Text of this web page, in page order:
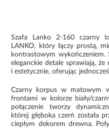
Szafa Lanko 2-160 czarny
LANKO, który łączy prostą,
kontrastowym wykończeniem.
eleganckie detale sprawiają,
i estetycznie, oferując
Czarny korpus w matowym
frontami w kolorze biały/
połączenie tworzy
której głęboka czerń została
ciepłym dekorem drewna.